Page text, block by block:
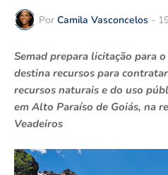
Por Camila Vasconcelos -
Semad prepara licitação para
destina recursos para
recursos naturais e do uso
em Alto Paraíso de Goiás, na
Veadeiros